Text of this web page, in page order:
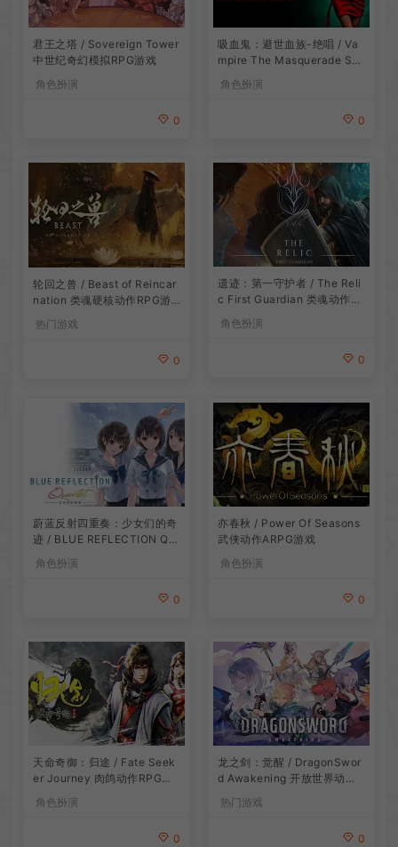
君王之塔 / Sovereign Tower
中世纪奇幻模拟RPG游戏
角色扮演
0
吸血鬼：避世血族-绝唱 / Va
mpire The Masquerade Sw
角色扮演
0
轮回之兽 / Beast of Reincar
nation 类魂硬核动作RPG游
热门游戏
0
遗迹：第一守护者 / The Reli
c First Guardian 类魂动作R
PG游戏
角色扮演
0
蔚蓝反射四重奏：少女们的奇
迹 / BLUE REFLECTION Qu
artet 卡通回合制RPG游戏
角色扮演
0
亦春秋 / Power Of Seasons
武侠动作ARPG游戏
角色扮演
0
天命奇御：归途 / Fate Seek
er Journey 肉鸽动作RPG游
角色扮演
0
龙之剑：觉醒 / DragonSwor
d Awakening 开放世界动作R
热门游戏
0